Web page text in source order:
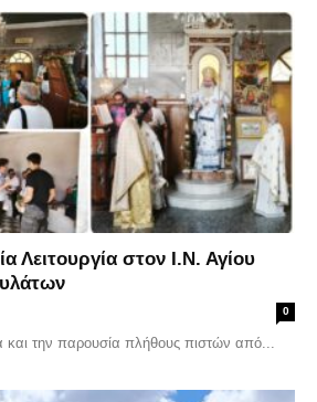
Λειτουργία στον Ι.Ν. Αγίου
0
και την παρουσία πλήθους πιστών από...